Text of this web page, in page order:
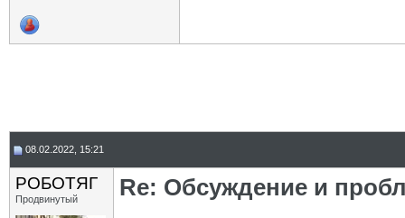
08.02.2022, 15:21
РОБОТЯГ
Продвинутый Re: Обсуждение и